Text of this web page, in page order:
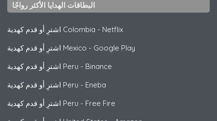
البطاقات الهدايا الأكثر رواجًا
اشترِ أو قدم كهدية Colombia - Netflix
اشترِ أو قدم كهدية Mexico - Google Play
اشترِ أو قدم كهدية Peru - Binance
اشترِ أو قدم كهدية Peru - Eneba
اشترِ أو قدم كهدية Peru - Free Fire